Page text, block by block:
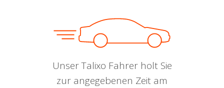
Unser Talixo Fahrer holt Sie
zur angegebenen Zeit am